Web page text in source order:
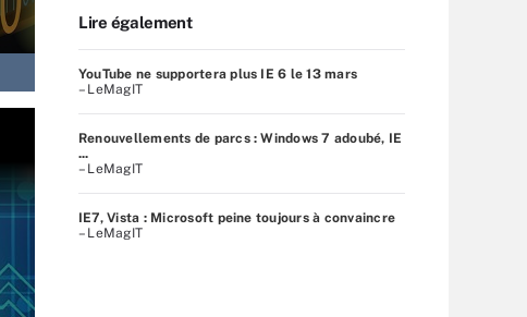
Lire également
YouTube ne supportera plus IE 6 le 13 mars
– LeMagIT
Renouvellements de parcs : Windows 7 adoubé, IE
...
– LeMagIT
IE7, Vista : Microsoft peine toujours à convaincre
– LeMagIT